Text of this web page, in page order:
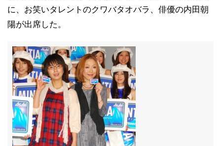
に、お笑いタレントのクワバタオバラ、俳優の内田朝
陽が出席した。